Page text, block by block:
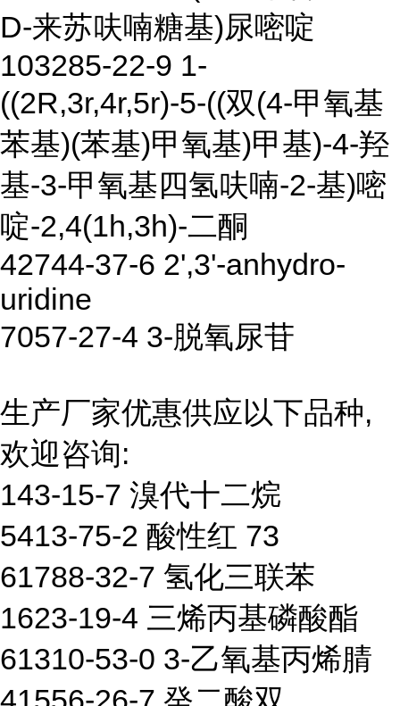
D-来苏呋喃糖基)尿嘧啶
103285-22-9 1-
((2R,3r,4r,5r)-5-((双(4-甲氧基
苯基)(苯基)甲氧基)甲基)-4-羟
基-3-甲氧基四氢呋喃-2-基)嘧
啶-2,4(1h,3h)-二酮
42744-37-6 2',3'-anhydro-
uridine
7057-27-4 3-脱氧尿苷
生产厂家优惠供应以下品种,
欢迎咨询:
143-15-7 溴代十二烷
5413-75-2 酸性红 73
61788-32-7 氢化三联苯
1623-19-4 三烯丙基磷酸酯
61310-53-0 3-乙氧基丙烯腈